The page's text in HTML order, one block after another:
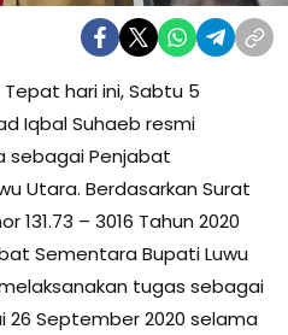
hari ini, Sabtu 5
Iqbal Suhaeb resmi
sebagai Penjabat
Utara. Berdasarkan Surat
131.73 – 3016 Tahun 2020
Sementara Bupati Luwu
tugas sebagai
26 September 2020 selama